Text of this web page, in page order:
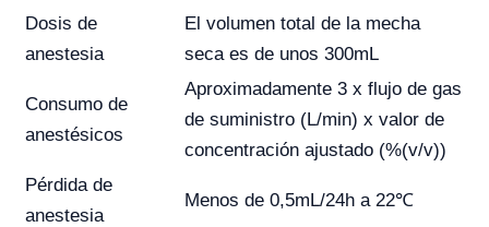
Dosis de
anestesia
El volumen total de la mecha
seca es de unos 300mL
Consumo de
anestésicos
Aproximadamente 3 x flujo de gas
de suministro (L/min) x valor de
concentración ajustado (%(v/v))
Pérdida de
anestesia
Menos de 0,5mL/24h a 22℃